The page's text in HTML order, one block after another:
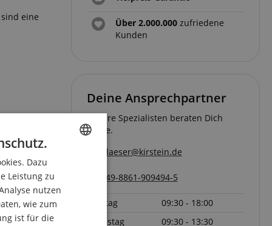
eine
Über 2.000.000 zufriedene
Kunden
Deine Ansprechpartner
Unsere Spezialisten beraten Dich
gerne.
blaeser@kirstein.de
+49-8861-909494-5
Freitag
09:30 - 18:00
Samstag
09:30 - 13:30
DUTCH
Dazu
Leistung zu
nutzen
wie zum
ist für die